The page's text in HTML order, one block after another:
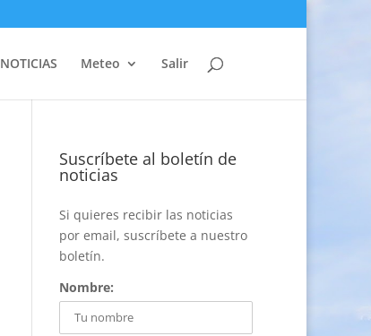
NOTICIAS Meteo Salir
Suscríbete al boletín de
noticias
Si quieres recibir las noticias
por email, suscríbete a nuestro
boletín.
Nombre: